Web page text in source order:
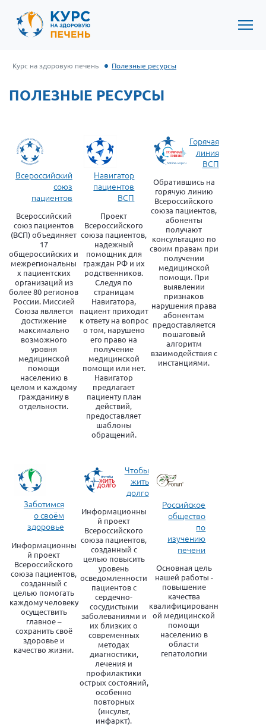
Курс на здоровую печень Полезные ресурсы
ПОЛЕЗНЫЕ РЕСУРСЫ
Всероссийский
союз
пациентов
Всероссийский
союз пациентов
(ВСП) объединяет
17
общероссийских и
межрегиональны
х пациентских
организаций из
более 80 регионов
России. Миссией
Союза является
достижение
максимально
возможного
уровня
медицинской
помощи
населению в
целом и каждому
гражданину в
отдельности.
Навигатор
пациентов
ВСП
Проект
Всероссийского
союза пациентов,
надежный
помощник для
граждан РФ и их
родственников.
Следуя по
страницам
Навигатора,
пациент приходит
к ответу на вопрос
о том, нарушено
его право на
получение
медицинской
помощи или нет.
Навигатор
предлагает
пациенту план
действий,
предоставляет
шаблоны
обращений.
Горячая
линия
ВСП
Обратившись на
горячую линию
Всероссийского
союза пациентов,
абоненты
получают
консультацию по
своим правам при
получении
медицинской
помощи. При
выявлении
признаков
нарушения права
абонентам
предоставляется
пошаговый
алгоритм
взаимодействия с
инстанциями.
Заботимся
о своём
здоровье
Информационны
й проект
Всероссийского
союза пациентов,
созданный с
целью помогать
каждому человеку
осуществить
главное –
сохранить своё
здоровье и
качество жизни.
Чтобы
жить
долго
Информационны
й проект
Всероссийского
союза пациентов,
созданный с
целью повысить
уровень
осведомленности
пациентов с
сердечно-
сосудистыми
заболеваниями и
их близких о
современных
методах
диагностики,
лечения и
профилактики
острых состояний,
особенно
повторных
(инсульт,
инфаркт).
Российское
общество
по
изучению
печени
Основная цель
нашей работы -
повышение
качества
квалифицированн
ой медицинской
помощи
населению в
области
гепатологии